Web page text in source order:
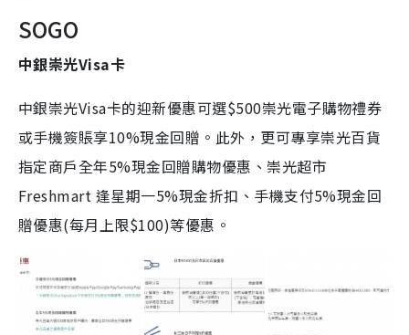
SOGO
中銀崇光Visa卡
中銀崇光Visa卡的迎新優惠可選$500崇光電子購物禮券
或手機簽賬享10%現金回贈。此外，更可專享崇光百貨
指定商戶全年5%現金回贈購物優惠、崇光超市
Freshmart 逢星期一5%現金折扣、手機支付5%現金回
贈優惠(每月上限$100)等優惠。